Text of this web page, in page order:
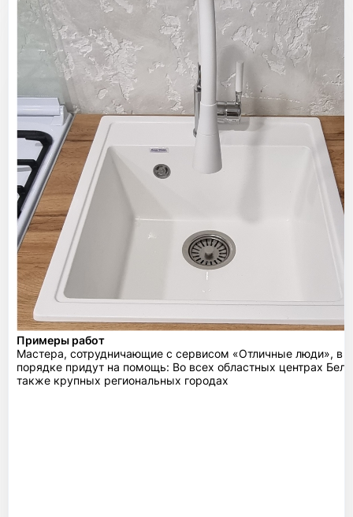
Примеры работ
Мастера, сотрудничающие с сервисом «Отличные люди», в
порядке придут на помощь: Во всех областных центрах
также крупных региональных городах